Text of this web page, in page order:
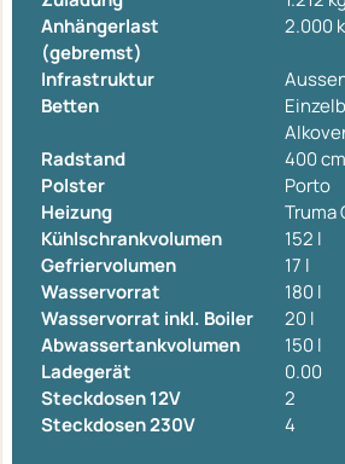
Anhängerlast
(gebremst)
2.000
Infrastruktur
Betten
Radstand
400 cm
Polster
Porto
Heizung
Truma
Kühlschrankvolumen
152 l
Gefriervolumen
17 l
Wasservorrat
180 l
Wasservorrat inkl. Boiler
20 l
Abwassertankvolumen
150 l
Ladegerät
0.00
Steckdosen 12V
2
Steckdosen 230V
4